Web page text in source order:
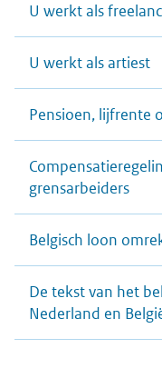
U werkt als
U werkt als artiest
Pensioen, lijfrente
grensarbeiders
Belgisch loon
De tekst van het
Nederland en